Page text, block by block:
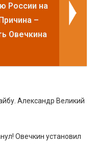
России на
–
Овечкина
Овечкин установил